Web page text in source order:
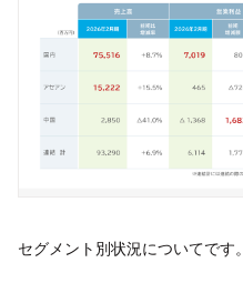
セグメント別状況についてです。